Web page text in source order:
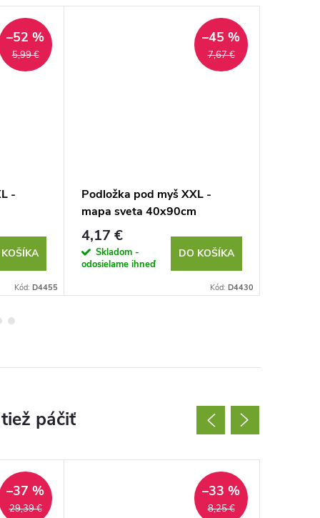
5,99 €
–52 %
-
Kód: D4455
7,67 €
–45 %
Podložka pod myš XXL -
mapa sveta 40x90cm
4,17 €
Skladom -
odosielame ihneď
DO KOŠÍKA
Kód: D4430
29,39 €
–37 %
8,25 €
–33 %